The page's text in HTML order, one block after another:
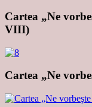
Cartea „Ne
VIII)
Cartea „Ne